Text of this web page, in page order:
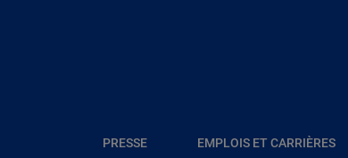
Pied de page
PRESSE EMPLOIS ET CARRIÈRES